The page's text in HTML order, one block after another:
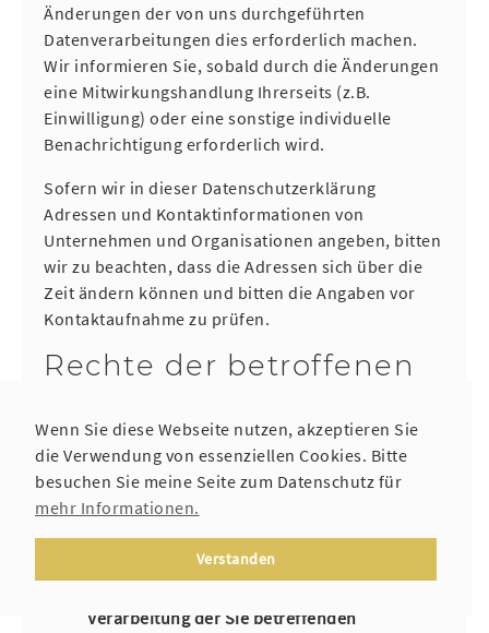
Wenn Sie diese Webseite nutzen, akzeptieren Sie
die Verwendung von essenziellen Cookies. Bitte
besuchen Sie meine Seite zum Datenschutz für
mehr Informationen.
Verstanden
Änderungen der von uns durchgeführten
Datenverarbeitungen dies erforderlich machen.
Wir informieren Sie, sobald durch die Änderungen
eine Mitwirkungshandlung Ihrerseits (z.B.
Einwilligung) oder eine sonstige individuelle
Benachrichtigung erforderlich wird.
Sofern wir in dieser Datenschutzerklärung
Adressen und Kontaktinformationen von
Unternehmen und Organisationen angeben, bitten
wir zu beachten, dass die Adressen sich über die
Zeit ändern können und bitten die Angaben vor
Kontaktaufnahme zu prüfen.
Rechte der betroffenen
Ihnen stehen als Betroffene nach der DSGVO
verschiedene Rechte zu, die sich insbesondere aus
Art. 15 bis 18 und 21 DSGVO ergeben:
Widerspruchsrecht: Sie haben das Recht, aus
Gründen, die sich aus Ihrer besonderen
Verarbeitung der Sie betreffenden